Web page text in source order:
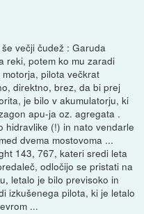
večji čudež : Garuda
reki, potem ko mu zaradi
pilota večkrat
direktno, brez, da bi prej
je bilo v akumulatorju, ki
apu-ja oz. agregata .
hidravlike (!) in nato vendarle
dvema mostovoma ...
143, 767, kateri sredi leta
odločijo se pristati na
letalo je bilo previsoko in
izkušenega pilota, ki je letalo
...